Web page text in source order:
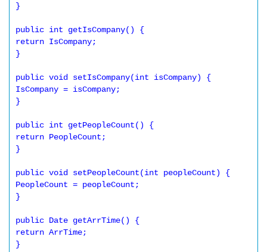
}
public int getIsCompany() {
return IsCompany;
}
public void setIsCompany(int isCompany) {
IsCompany = isCompany;
}
public int getPeopleCount() {
return PeopleCount;
}
public void setPeopleCount(int peopleCount) {
PeopleCount = peopleCount;
}
public Date getArrTime() {
return ArrTime;
}